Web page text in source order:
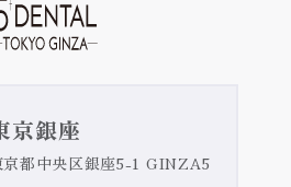
iTeroのご紹介
施術症例紹介
施術症例紹介
銀座
都中央区銀座5-1 GINZA5